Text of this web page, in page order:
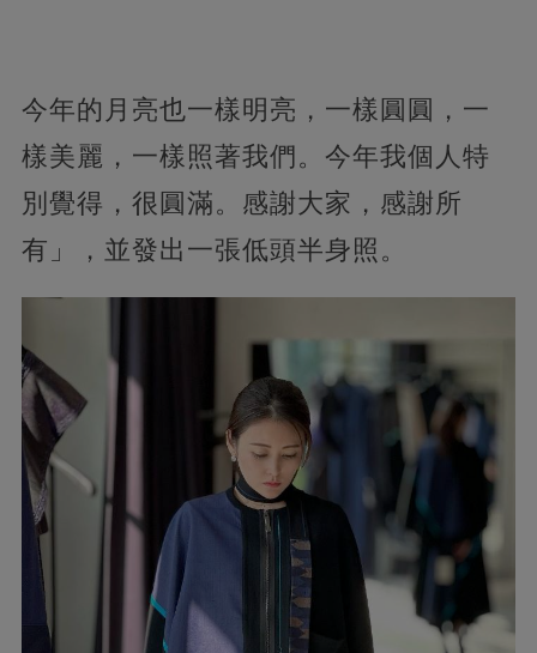
今年的月亮也一樣明亮，一樣圓圓，一
樣美麗，一樣照著我們。今年我個人特
別覺得，很圓滿。感謝大家，感謝所
有」，並發出一張低頭半身照。